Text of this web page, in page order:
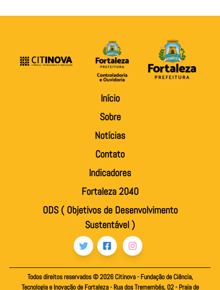
Início
Sobre
Notícias
Contato
Indicadores
Fortaleza 2040
ODS ( Objetivos de Desenvolvimento
Sustentável )
Todos direitos reservados ©2026Citinova - Fundação de Ciência,
Tecnologia e Inovação de Fortaleza - Rua dos Tremembés, 02 - Praia de